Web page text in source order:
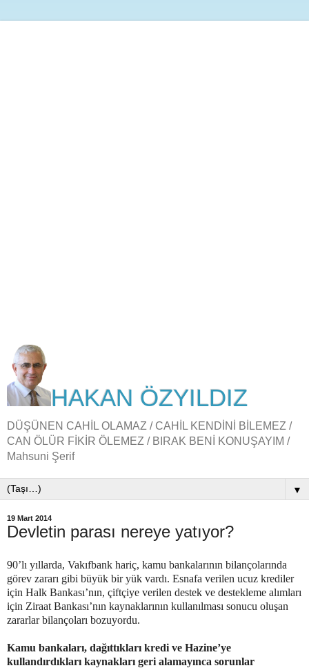
HAKAN ÖZYILDIZ
DÜŞÜNEN CAHİL OLAMAZ / CAHİL KENDİNİ BİLEMEZ /
CAN ÖLÜR FİKİR ÖLEMEZ / BIRAK BENİ KONUŞAYIM /
Mahsuni Şerif
▼
19 Mart 2014
Devletin parası nereye yatıyor?
90’lı yıllarda, Vakıfbank hariç, kamu bankalarının bilançolarında
görev zararı gibi büyük bir yük vardı. Esnafa verilen ucuz krediler
için Halk Bankası’nın, çiftçiye verilen destek ve destekleme alımları
için Ziraat Bankası’nın kaynaklarının kullanılması sonucu oluşan
zararlar bilançoları bozuyordu.
Kamu bankaları, dağıttıkları kredi ve Hazine’ye
kullandırdıkları kaynakları geri alamayınca sorunlar